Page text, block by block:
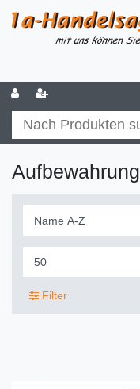
Aufbewahrung
Filter